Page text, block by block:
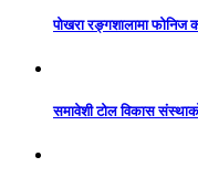
पोखरा रङ्गशालामा फोनिज
समावेशी टोल विकास